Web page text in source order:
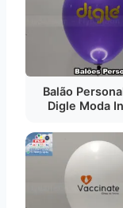
Balão
Digle Moda